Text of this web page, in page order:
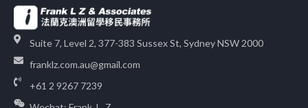
Suite 7, Level 2, 377-383 Sussex St, Sydney NSW 2000
franklz.com.au@gmail.com
+61 2 9267 7239